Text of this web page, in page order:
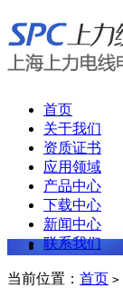
首页
关于我们
资质证书
应用领域
产品中心
下载中心
新闻中心
联系我们
当前位置： 首页 >